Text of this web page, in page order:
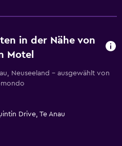
in der Nähe von
Motel
Neuseeland – ausgewählt von
Drive, Te Anau